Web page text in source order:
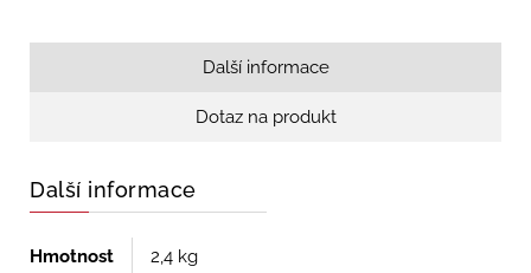
Další informace
Dotaz na produkt
Další informace
Hmotnost 2,4 kg